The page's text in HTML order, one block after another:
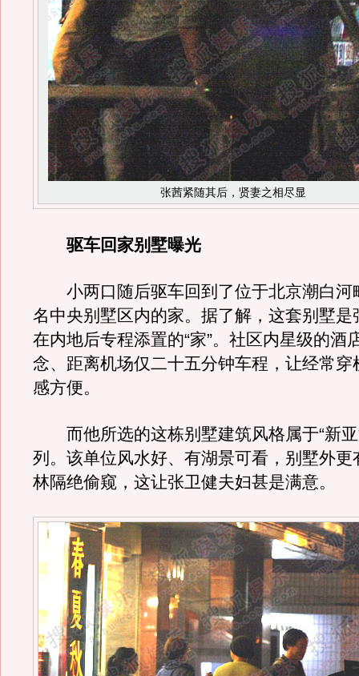
张茜紧随其后，贤妻之相尽显
驱车回家别墅曝光
小两口随后驱车回到了位于北京潮白河
名中央别墅区内的家。据了解，这套别墅是
在内地后专程添置的“家”。社区内星级的酒
念、距离机场仅二十五分钟车程，让经常穿
感方便。
而他所选的这栋别墅建筑风格属于“新亚
列。该单位风水好、有湖景可看，别墅外更
林隔绝偷窥，这让张卫健夫妇甚是满意。